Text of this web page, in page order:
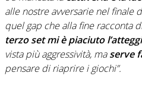
alle nostre avversarie nel finale
quel gap che alla fine racconta
terzo set mi è piaciuto
vista più aggressività, maserve
pensare di riaprire i giochi”.